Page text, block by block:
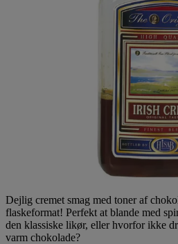
Dejlig cremet smag med toner af
flaskeformat! Perfekt at blande med
den klassiske likør, eller hvorfor ikke
varm chokolade?